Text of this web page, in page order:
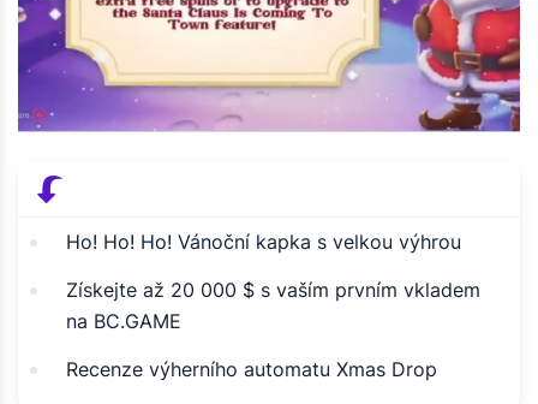
Ho! Ho! Ho! Vánoční kapka s velkou výhrou
Získejte až 20 000 $ s vaším prvním vkladem
na BC.GAME
Recenze výherního automatu Xmas Drop